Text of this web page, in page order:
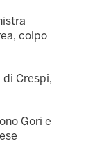
colpo
di Crespi,
Gori e